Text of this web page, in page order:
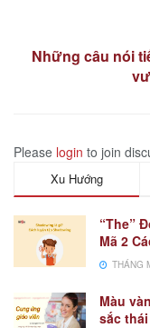
Những câu nói
Please login to join
Xu Hướng
“The”
Mã 2
THÁNG
Màu
sắc